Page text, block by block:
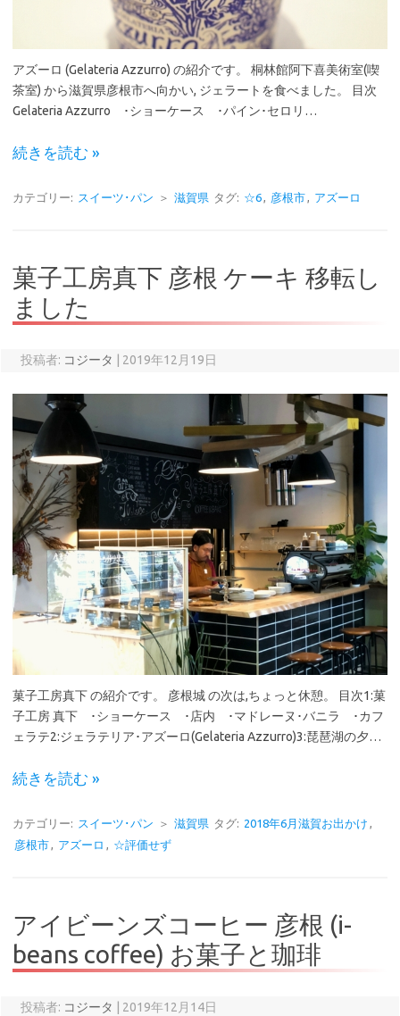
アズーロ (Gelateria Azzurro) の紹介です。 桐林館阿下喜美術室(喫
茶室) から滋賀県彦根市へ向かい, ジェラートを食べました。 目次
Gelateria Azzurro ･ショーケース ･パイン･セロリ…
続きを読む »
カテゴリー: スイーツ･パン ＞ 滋賀県 タグ: ☆6, 彦根市, アズーロ
菓子工房真下 彦根 ケーキ 移転し
ました
投稿者: コジータ 2019年12月19日
菓子工房真下 の紹介です。 彦根城 の次は,ちょっと休憩。 目次1:菓
子工房 真下 ･ショーケース ･店内 ･マドレーヌ･バニラ ･カフ
ェラテ2:ジェラテリア･アズーロ(Gelateria Azzurro)3:琵琶湖の夕…
続きを読む »
カテゴリー: スイーツ･パン ＞ 滋賀県 タグ: 2018年6月滋賀お出かけ ,
彦根市, アズーロ , ☆評価せず
アイビーンズコーヒー 彦根 (i-
beans coffee) お菓子と珈琲
投稿者: コジータ 2019年12月14日